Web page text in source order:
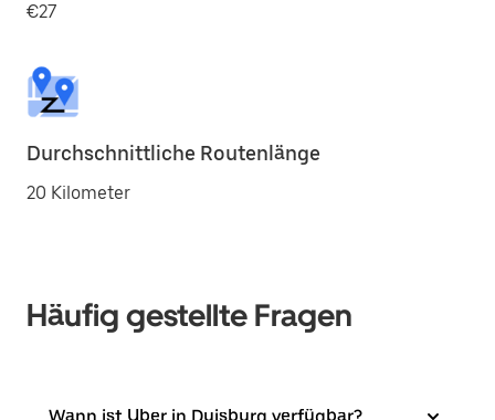
€27
Durchschnittliche Routenlänge
20 Kilometer
Häufig gestellte Fragen